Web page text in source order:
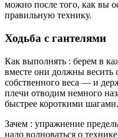
можно после того, как вы
правильную технику.
Ходьба с гантелями
Как выполнять : берем в
вместе они должны весить
собственного веса — и
плечи отводим немного
быстрее короткими шагами.
Зачем : упражнение
надо волноваться о